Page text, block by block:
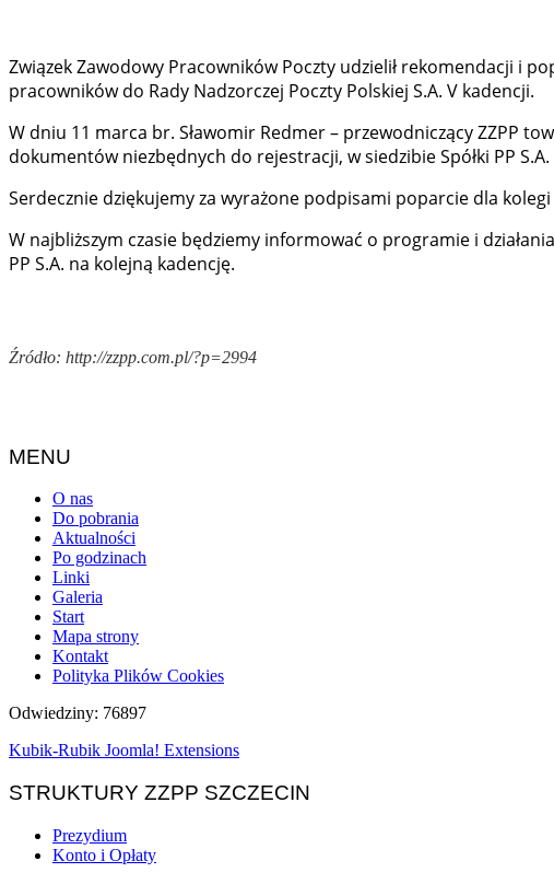
Związek Zawodowy Pracowników Poczty udzielił rekomendacji i
pracowników do Rady Nadzorczej Poczty Polskiej S.A. V kadencji.
W dniu 11 marca br. Sławomir Redmer – przewodniczący ZZPP
dokumentów niezbędnych do rejestracji, w siedzibie Spółki PP S.A.
Serdecznie dziękujemy za wyrażone podpisami poparcie dla
W najbliższym czasie będziemy informować o programie i
PP S.A. na kolejną kadencję.
Źródło: http://zzpp.com.pl/?p=2994
MENU
O nas
Do pobrania
Aktualności
Po godzinach
Linki
Galeria
Start
Mapa strony
Kontakt
Polityka Plików Cookies
Odwiedziny: 76897
Kubik-Rubik Joomla! Extensions
STRUKTURY ZZPP SZCZECIN
Prezydium
Konto i Opłaty